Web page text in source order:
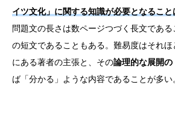
イツ文化」に関する知識が必要となること
問題文の長さは数ページつづく長文であ
の短文であることもある。難易度はそれ
にある著者の主張と、その論理的な展開の
ば「分かる」ような内容であることが多い